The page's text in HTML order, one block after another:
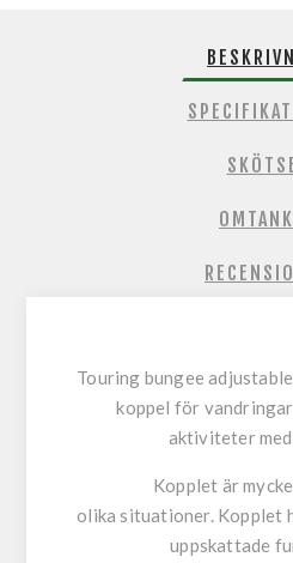
Touring bungee
koppel för
aktiviteter med
Kopplet är
olika situationer. Kopplet
uppskattade